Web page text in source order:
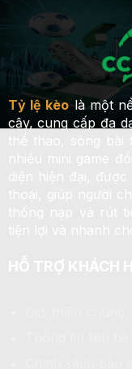
Tỷ lệ kèolà một
cậy, cung cấp đa